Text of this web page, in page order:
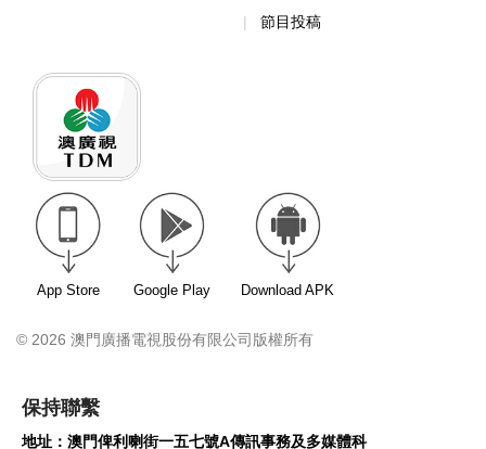
節目投稿
App Store Google Play Download APK
© 2026 澳門廣播電視股份有限公司版權所有
保持聯繫
地址：澳門俾利喇街一五七號A傳訊事務及多媒體科